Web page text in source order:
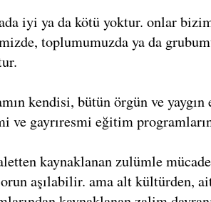
iyi ya da kötü yoktur. onlar
toplumumuzda ya da
kendisi, bütün örgün ve
ve gayrıresmi eğitim
kaynaklanan zulümle
aşılabilir. ama alt kültürden,